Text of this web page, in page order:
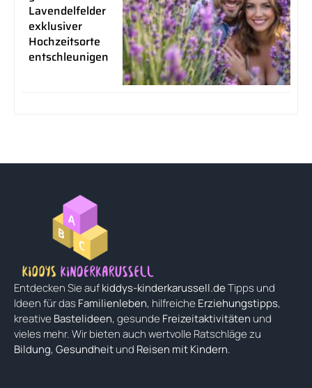
Lavendelfelder
exklusiver
Hochzeitsorte
entschleunigen
Entdecken Sie aufkiddys-kinderkarussell.deTipps und
Ideen für dasFamilienleben, hilfreiche Erziehungstipps,
kreative Bastelideen, gesunde Freizeitaktivitäten und
vieles mehr. Wir bieten auch wertvolle Ratschläge zu
Bildung, Gesundheitund Reisen mit Kindern.